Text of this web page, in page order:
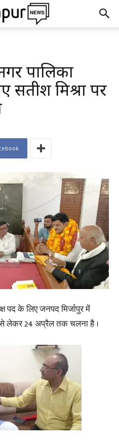
पालिका
सतीश मिश्रा पर
पद के लिए जनपद मिर्जापुर में
लेकर 24 अप्रैल तक चलना है ।